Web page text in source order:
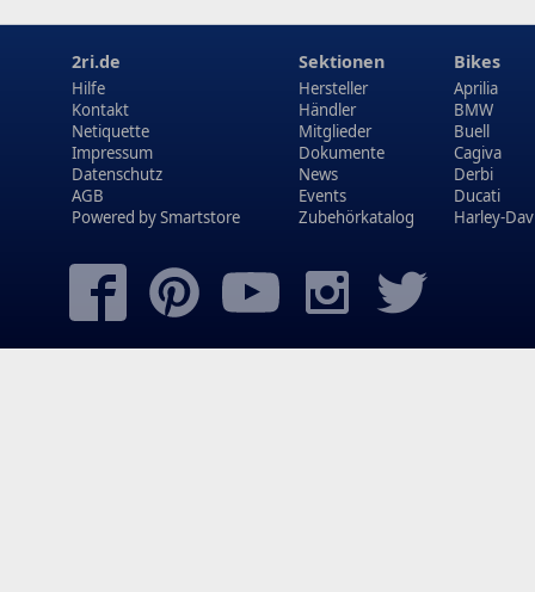
2ri.de
Hilfe
Kontakt
Netiquette
Impressum
Datenschutz
AGB
Powered bySmartstore
Sektionen
Hersteller
Händler
Mitglieder
Dokumente
News
Events
Zubehörkatalog
Bikes
Aprilia
BMW
Buell
Cagiva
Derbi
Ducati
Harley-